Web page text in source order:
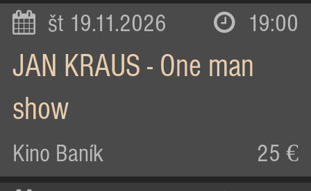
št 19.11.2026 19:00
JAN KRAUS - One man
show
Kino Baník 25 €